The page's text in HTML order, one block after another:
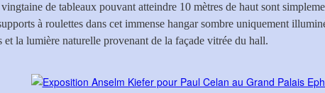
de tableaux pouvant atteindre 10 mètres de haut sont
à roulettes dans cet immense hangar sombre uniquement
et la lumière naturelle provenant de la façade vitrée du hall.